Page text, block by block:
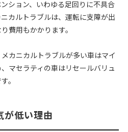
ション、いわゆる足回りに不具合
カルトラブルは、運転に支障が出
費用もかかります。
カニカルトラブルが多い車はマイ
マセラティの車はリセールバリュ
。
が低い理由